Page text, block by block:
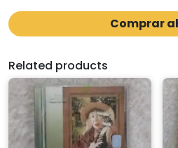
Comprar
Related products